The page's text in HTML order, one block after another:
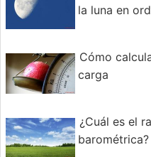
la luna en
Cómo
carga
¿Cuál es el
barométrica?